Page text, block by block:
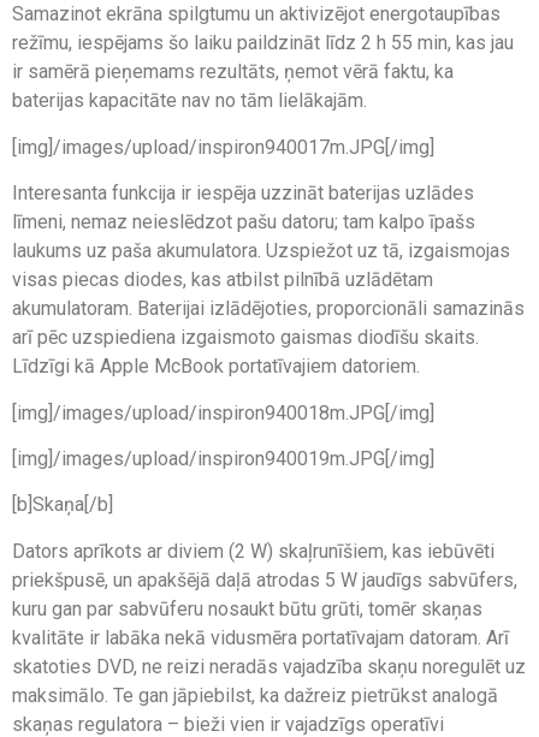
Samazinot ekrāna spilgtumu un aktivizējot energotaupības
režīmu, iespējams šo laiku paildzināt līdz 2 h 55 min, kas jau
ir samērā pieņemams rezultāts, ņemot vērā faktu, ka
baterijas kapacitāte nav no tām lielākajām.
[img]/images/upload/inspiron940017m.JPG[/img]
Interesanta funkcija ir iespēja uzzināt baterijas uzlādes
līmeni, nemaz neieslēdzot pašu datoru; tam kalpo īpašs
laukums uz paša akumulatora. Uzspiežot uz tā, izgaismojas
visas piecas diodes, kas atbilst pilnībā uzlādētam
akumulatoram. Baterijai izlādējoties, proporcionāli samazinās
arī pēc uzspiediena izgaismoto gaismas diodīšu skaits.
Līdzīgi kā Apple McBook portatīvajiem datoriem.
[img]/images/upload/inspiron940018m.JPG[/img]
[img]/images/upload/inspiron940019m.JPG[/img]
[b]Skaņa[/b]
Dators aprīkots ar diviem (2 W) skaļrunīšiem, kas iebūvēti
priekšpusē, un apakšējā daļā atrodas 5 W jaudīgs sabvūfers,
kuru gan par sabvūferu nosaukt būtu grūti, tomēr skaņas
kvalitāte ir labāka nekā vidusmēra portatīvajam datoram. Arī
skatoties DVD, ne reizi neradās vajadzība skaņu noregulēt uz
maksimālo. Te gan jāpiebilst, ka dažreiz pietrūkst analogā
skaņas regulatora – bieži vien ir vajadzīgs operatīvi